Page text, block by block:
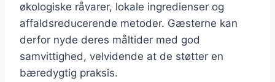
økologiske råvarer, lokale ingredienser og
affaldsreducerende metoder. Gæsterne kan
derfor nyde deres måltider med god
samvittighed, velvidende at de støtter en
bæredygtig praksis.